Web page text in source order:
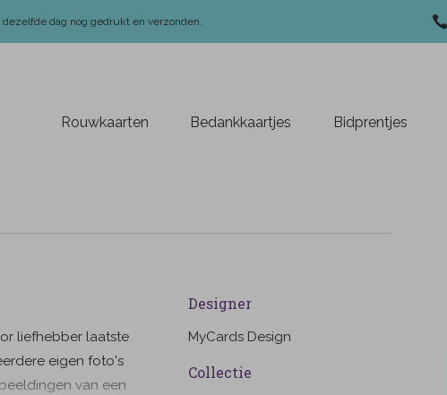
dag nog gedrukt en verzonden.
Rouwkaarten Bedankkaartjes Bidprentjes
liefhebber laatste
eigen foto's
van een
Designer
MyCards Design
Collectie